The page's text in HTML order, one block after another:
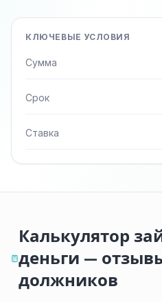
КЛЮЧЕВЫЕ УСЛОВИЯ
Сумма
Срок
Ставка
Калькулятор
деньги —
должников